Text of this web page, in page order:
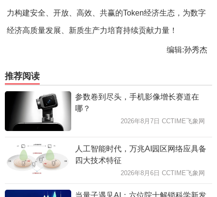
力构建安全、开放、高效、共赢的Token经济生态，为数字
经济高质量发展、新质生产力培育持续贡献力量！
编辑:孙秀杰
推荐阅读
参数卷到尽头，手机影像增长赛道在
哪？
2026年8月7日 CCTIME飞象网
人工智能时代，万兆AI园区网络应具备
四大技术特征
2026年8月6日 CCTIME飞象网
当量子遇见AI：六位院士解锁科学新发